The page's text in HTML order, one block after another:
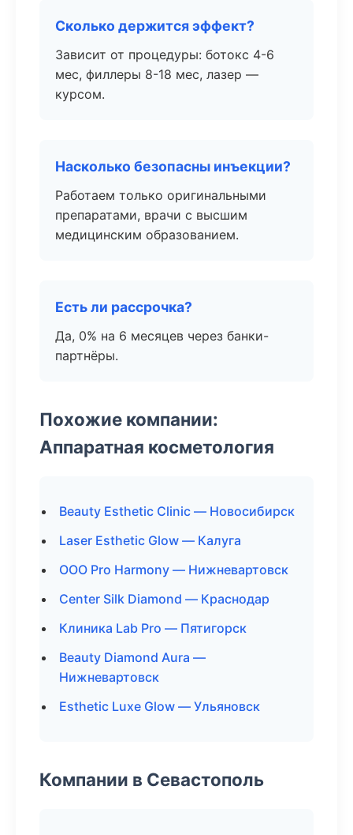
Сколько держится эффект?
Зависит от процедуры: ботокс 4-6
мес, филлеры 8-18 мес, лазер —
курсом.
Насколько безопасны инъекции?
Работаем только оригинальными
препаратами, врачи с высшим
медицинским образованием.
Есть ли рассрочка?
Да, 0% на 6 месяцев через банки-
партнёры.
Похожие компании:
Аппаратная косметология
Beauty Esthetic Clinic — Новосибирск
Laser Esthetic Glow — Калуга
ООО Pro Harmony — Нижневартовск
Center Silk Diamond — Краснодар
Клиника Lab Pro — Пятигорск
Beauty Diamond Aura —
Нижневартовск
Esthetic Luxe Glow — Ульяновск
Компании в Севастополь